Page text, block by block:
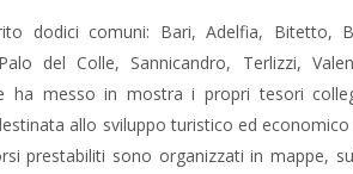
dodici comuni: Bari, Adelfia, Bitetto,
del Colle, Sannicandro, Terlizzi,
ha messo in mostra i propri tesori
allo sviluppo turistico ed economico
prestabiliti sono organizzati in mappe,